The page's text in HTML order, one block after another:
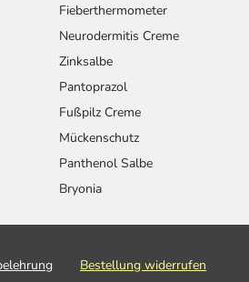
Fieberthermometer
Neurodermitis Creme
Zinksalbe
Pantoprazol
Fußpilz Creme
Mückenschutz
Panthenol Salbe
Bryonia
Bestellung widerrufen